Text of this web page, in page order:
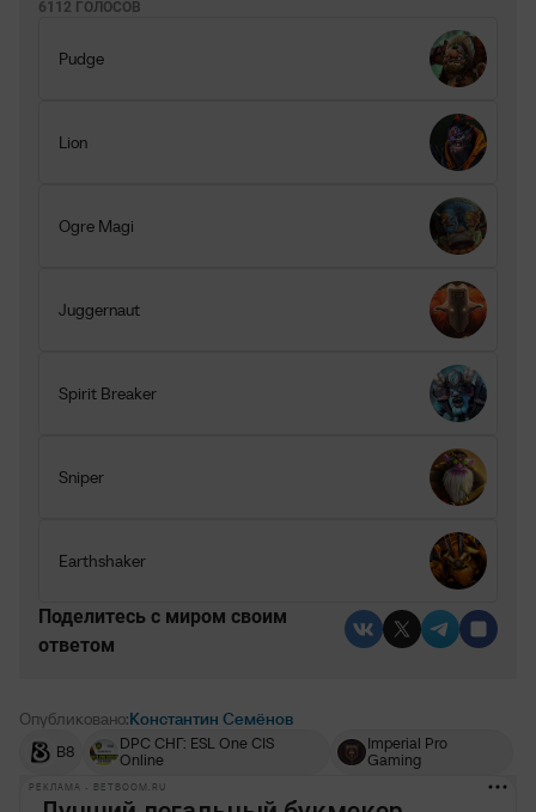
6112 ГОЛОСОВ
Pudge
Lion
Ogre Magi
Juggernaut
Spirit Breaker
Sniper
Earthshaker
Поделитесь c миром своим
ответом
Опубликовано:Константин Семёнов
B8
DPC СНГ: ESL One CIS
Online
Imperial Pro
Gaming
РЕКЛАМА • BETBOOM.RU